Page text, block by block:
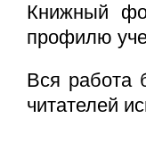
Книжный
профилю
Вся работа
читателей